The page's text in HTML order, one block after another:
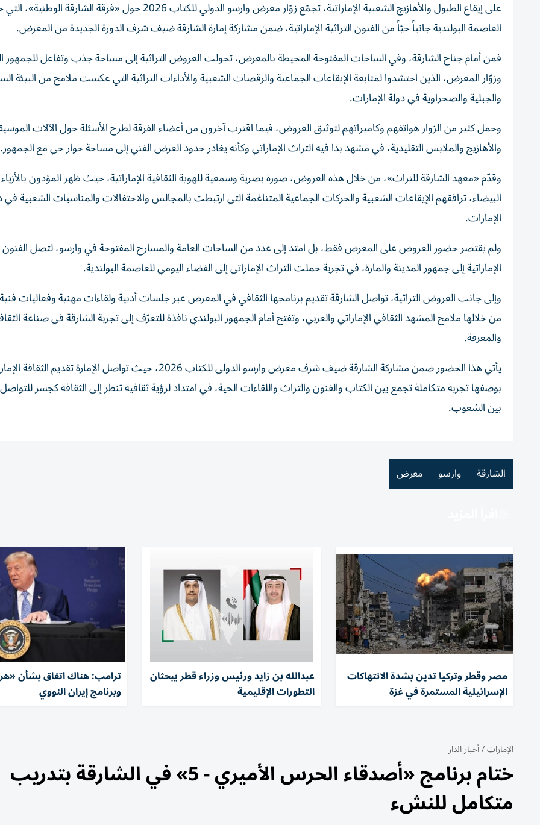
على إيقاع الطبول والأهازيج الشعبية الإماراتية، تجمّع زوّار معرض وارسو الدولي للكتاب 2026 حول «فرقة
العاصمة البولندية جانباً حيّاً من الفنون التراثية الإماراتية، ضمن مشاركة إمارة الشارقة ضيف شرف الدورة الجديدة من المعرض.
فمن أمام جناح الشارقة، وفي الساحات المفتوحة المحيطة بالمعرض، تحولت العروض التراثية إلى مساحة جذب وتفاعل للجمهور
وزوّار المعرض، الذين احتشدوا لمتابعة الإيقاعات الجماعية والرقصات الشعبية والأداءات التراثية التي عكست ملامح من البيئة
والجبلية والصحراوية في دولة الإمارات.
وحمل كثير من الزوار هواتفهم وكاميراتهم لتوثيق العروض، فيما اقترب آخرون من أعضاء الفرقة لطرح الأسئلة حول الآلات
والأهازيج والملابس التقليدية، في مشهد بدا فيه التراث الإماراتي وكأنه يغادر حدود العرض الفني إلى مساحة حوار حي مع الجمهور.
وقدّم «معهد الشارقة للتراث»، من خلال هذه العروض، صورة بصرية وسمعية للهوية الثقافية الإماراتية، حيث ظهر المؤدون
البيضاء، ترافقهم الإيقاعات الشعبية والحركات الجماعية المتناغمة التي ارتبطت بالمجالس والاحتفالات والمناسبات الشعبية في
الإمارات.
ولم يقتصر حضور العروض على المعرض فقط، بل امتد إلى عدد من الساحات العامة والمسارح المفتوحة في وارسو، لتصل الفنون
الإماراتية إلى جمهور المدينة والمارة، في تجربة حملت التراث الإماراتي إلى الفضاء اليومي للعاصمة البولندية.
وإلى جانب العروض التراثية، تواصل الشارقة تقديم برنامجها الثقافي في المعرض عبر جلسات أدبية ولقاءات مهنية وفعاليات
من خلالها ملامح المشهد الثقافي الإماراتي والعربي، وتفتح أمام الجمهور البولندي نافذة للتعرّف إلى تجربة الشارقة في صناعة
والمعرفة.
يأتي هذا الحضور ضمن مشاركة الشارقة ضيف شرف معرض وارسو الدولي للكتاب 2026، حيث تواصل الإمارة تقديم
بوصفها تجربة متكاملة تجمع بين الكتاب والفنون والتراث واللقاءات الحية، في امتداد لرؤية ثقافية تنظر إلى الثقافة كجسر
بين الشعوب.
الشارقة وارسو معرض
مصر وقطر وتركيا تدين بشدة الانتهاكات
الإسرائيلية المستمرة في غزة
عبدالله بن زايد ورئيس وزراء قطر يبحثان
التطورات الإقليمية
ترامب: هناك اتفاق بشأن
وبرنامج إيران النووي
الإمارات/أخبار الدار
ختام برنامج «أصدقاء الحرس الأميري - 5» في الشارقة بتدريب
متكامل للنشء